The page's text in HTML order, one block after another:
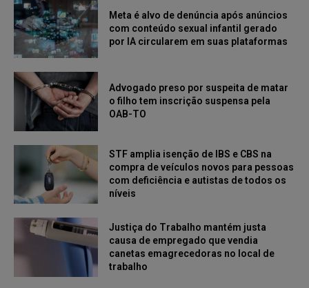
Meta é alvo de denúncia após anúncios
com conteúdo sexual infantil gerado
por IA circularem em suas plataformas
Advogado preso por suspeita de matar
o filho tem inscrição suspensa pela
OAB-TO
STF amplia isenção de IBS e CBS na
compra de veículos novos para pessoas
com deficiência e autistas de todos os
níveis
Justiça do Trabalho mantém justa
causa de empregado que vendia
canetas emagrecedoras no local de
trabalho